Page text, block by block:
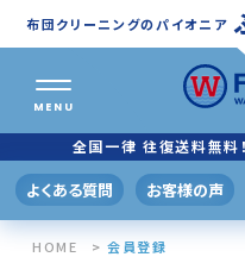
布団クリーニングのパイオニア
MENU
全国一律 往復送料無料
ふ
クリー
プレミアムプラン
羽毛ふとんふわ
よくある質問 お客様の声
HOME 会員登録